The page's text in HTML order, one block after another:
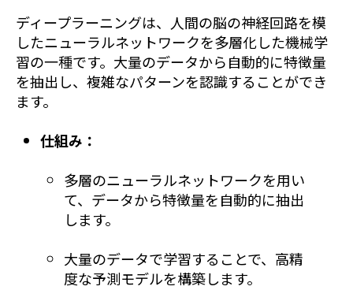
ディープラーニングは、人間の脳の神経回路を模
したニューラルネットワークを多層化した機械学
習の一種です。大量のデータから自動的に特徴量
を抽出し、複雑なパターンを認識することができ
ます。
仕組み：
多層のニューラルネットワークを用い
て、データから特徴量を自動的に抽出
します。
大量のデータで学習することで、高精
度な予測モデルを構築します。